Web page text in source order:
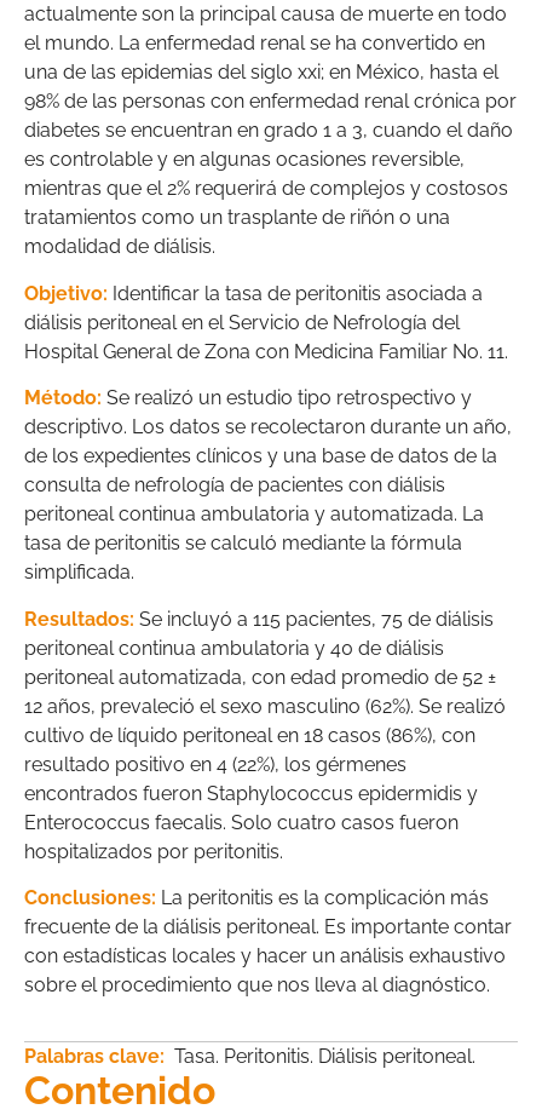
actualmente son la principal causa de muerte en todo
el mundo. La enfermedad renal se ha convertido en
una de las epidemias del siglo xxi; en México, hasta el
98% de las personas con enfermedad renal crónica por
diabetes se encuentran en grado 1 a 3, cuando el daño
es controlable y en algunas ocasiones reversible,
mientras que el 2% requerirá de complejos y costosos
tratamientos como un trasplante de riñón o una
modalidad de diálisis.
Objetivo: Identificar la tasa de peritonitis asociada a
diálisis peritoneal en el Servicio de Nefrología del
Hospital General de Zona con Medicina Familiar No. 11.
Método: Se realizó un estudio tipo retrospectivo y
descriptivo. Los datos se recolectaron durante un año,
de los expedientes clínicos y una base de datos de la
consulta de nefrología de pacientes con diálisis
peritoneal continua ambulatoria y automatizada. La
tasa de peritonitis se calculó mediante la fórmula
simplificada.
Resultados: Se incluyó a 115 pacientes, 75 de diálisis
peritoneal continua ambulatoria y 40 de diálisis
peritoneal automatizada, con edad promedio de 52 ±
12 años, prevaleció el sexo masculino (62%). Se realizó
cultivo de líquido peritoneal en 18 casos (86%), con
resultado positivo en 4 (22%), los gérmenes
encontrados fueron Staphylococcus epidermidis y
Enterococcus faecalis. Solo cuatro casos fueron
hospitalizados por peritonitis.
Conclusiones: La peritonitis es la complicación más
frecuente de la diálisis peritoneal. Es importante contar
con estadísticas locales y hacer un análisis exhaustivo
sobre el procedimiento que nos lleva al diagnóstico.
Palabras clave: Tasa. Peritonitis. Diálisis peritoneal.
Contenido